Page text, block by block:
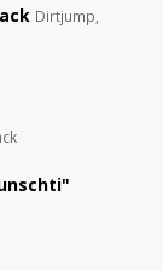
Dirtjump,